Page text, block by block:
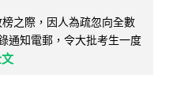
之際，因人為疏忽向全數
通知電郵，令大批考生一度